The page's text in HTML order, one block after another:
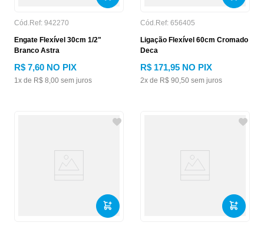
Cód.Ref: 942270
Engate Flexível 30cm 1/2"
Branco Astra
R$ 7,60 NO PIX
1x de R$ 8,00 sem juros
Cód.Ref: 656405
Ligação Flexível 60cm Cromado
Deca
R$ 171,95 NO PIX
2x de R$ 90,50 sem juros